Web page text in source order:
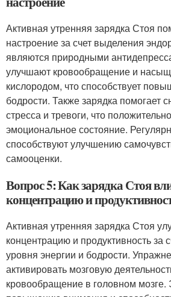
Активная утренняя зарядка Стоя
настроение за счет выделения
являются природными
улучшают кровообращение и
кислородом, что способствует
бодрости. Также зарядка помогает
стресса и тревоги, что
эмоциональное состояние.
способствуют улучшению
самооценки.
Вопрос 5: Как зарядка Стоя
концентрацию и
Активная утренняя зарядка Стоя
концентрацию и продуктивность за
уровня энергии и бодрости.
активировать мозговую
кровообращение в головном мозге.